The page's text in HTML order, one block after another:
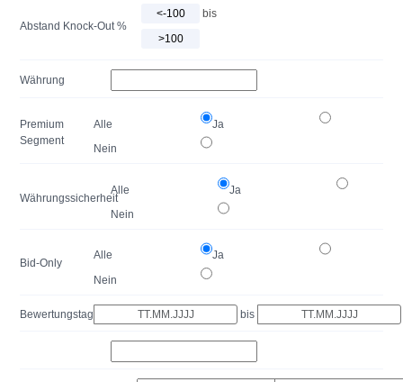
Abstand Knock-Out %
bis
Währung
Premium
Segment
Alle
Ja
Nein
Währungssicherheit
Alle
Ja
Nein
Bid-Only
Alle
Ja
Nein
Bewertungstag bis